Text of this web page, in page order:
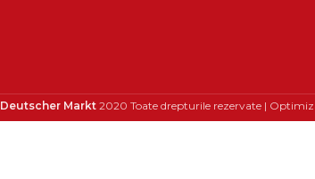
Deutscher Markt 2020 Toate drepturile rezervate |